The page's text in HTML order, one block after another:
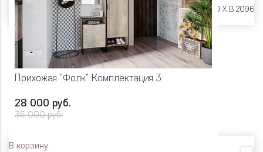
Размеры: Ш 1300 X Г 400 X В 2096
Прихожая "Фолк" Комплектация 3
28 000 руб.
35 000 руб.
В корзину